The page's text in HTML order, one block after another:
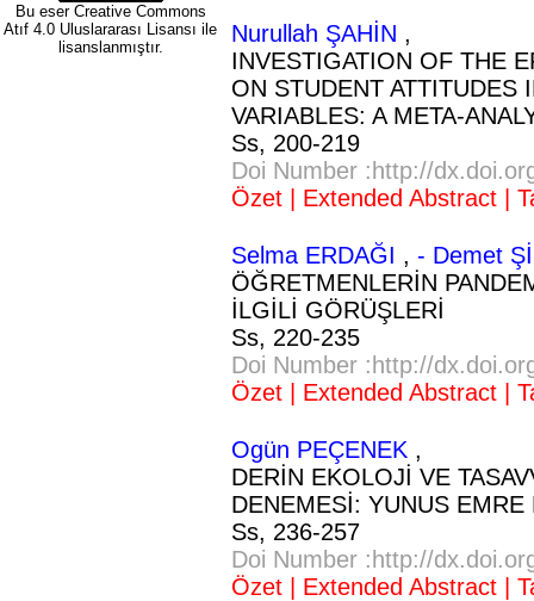
Bu eser Creative Commons
Atıf 4.0 Uluslararası Lisansı ile
lisanslanmıştır.
Nurullah ŞAHİN ,
INVESTIGATION OF THE
ON STUDENT ATTITUDES
VARIABLES: A META-
Ss, 200-219
Doi Number :http://
Özet |
Extended Abstract |
Selma ERDAĞI , - Demet
ÖĞRETMENLERİN
İLGİLİ GÖRÜŞLERİ
Ss, 220-235
Doi Number :http://
Özet |
Extended Abstract |
Ogün PEÇENEK ,
DERİN EKOLOJİ VE
DENEMESİ: YUNUS EMRE
Ss, 236-257
Doi Number :http://
Özet |
Extended Abstract |